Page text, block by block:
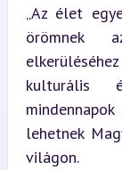
„Az élet
örömnek
kulturális
lehetnek
világon.